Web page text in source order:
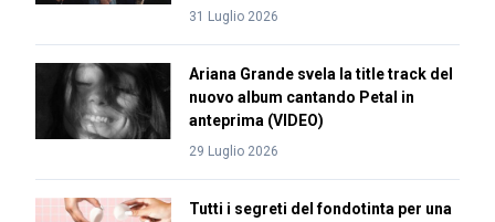
31 Luglio 2026
Ariana Grande svela la title track del
nuovo album cantando Petal in
anteprima (VIDEO)
29 Luglio 2026
Tutti i segreti del fondotinta per una